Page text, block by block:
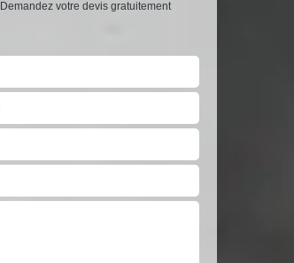
Demandez votre devis gratuitement